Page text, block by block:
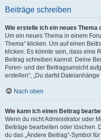
Beiträge schreiben
Wie erstelle ich ein neues Thema
Um ein neues Thema in einem
Thema“ klicken. Um auf einen
klicken. Es könnte sein, dass eine
Beitrag schreiben kannst. Deine
Foren- und der Beitragsansicht
erstellen“, „Du darfst Dateianhänge
Nach oben
Wie kann ich einen Beitrag
Wenn du nicht Administrator oder
Beiträge bearbeiten oder löschen.
du das „Ändere Beitrag“-Symbol